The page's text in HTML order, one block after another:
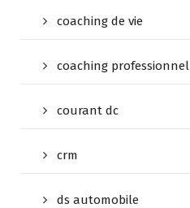
coaching de vie
coaching professionnel
courant dc
crm
ds automobile